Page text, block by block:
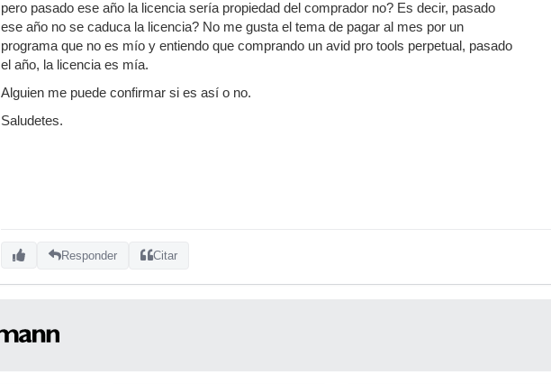
pero pasado ese año la licencia sería propiedad del comprador no? Es decir, pasado
ese año no se caduca la licencia? No me gusta el tema de pagar al mes por un
programa que no es mío y entiendo que comprando un avid pro tools perpetual, pasado
el año, la licencia es mía.
Alguien me puede confirmar si es así o no.
Saludetes.
Responder Citar